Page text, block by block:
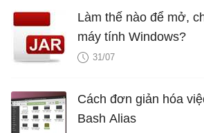
Làm thế nào để mở,
máy tính Windows?
31/07
Cách đơn giản hóa
Bash Alias